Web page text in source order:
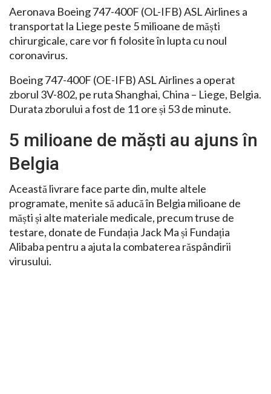
Aeronava Boeing 747-400F (OL-IFB) ASL Airlines a
transportat la Liege peste 5 milioane de măști
chirurgicale, care vor fi folosite în lupta cu noul
coronavirus.
Boeing 747-400F (OE-IFB) ASL Airlines a operat
zborul 3V-802, pe ruta Shanghai, China – Liege, Belgia.
Durata zborului a fost de 11 ore și 53 de minute.
5 milioane de măști au ajuns în
Belgia
Această livrare face parte din, multe altele
programate, menite să aducă în Belgia milioane de
măști și alte materiale medicale, precum truse de
testare, donate de Fundația Jack Ma și Fundația
Alibaba pentru a ajuta la combaterea răspândirii
virusului.